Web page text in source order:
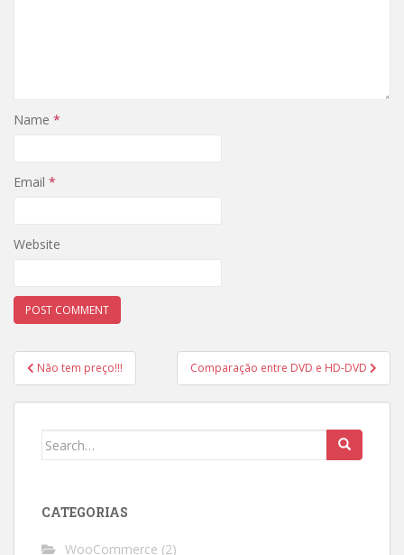
Name *
Email *
Website
Post
navigation
Não tem preço!!! Comparação entre DVD e HD-DVD
Search
CATEGORIAS
WooCommerce (2)